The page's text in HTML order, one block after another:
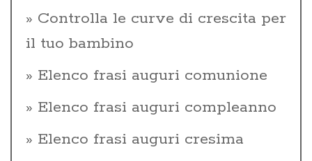
Controlla le curve di crescita per
il tuo bambino
Elenco frasi auguri comunione
Elenco frasi auguri compleanno
Elenco frasi auguri cresima